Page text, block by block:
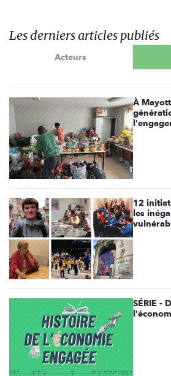
Les derniers articles publiés
Acteurs
À
12
les
SÉRIE -